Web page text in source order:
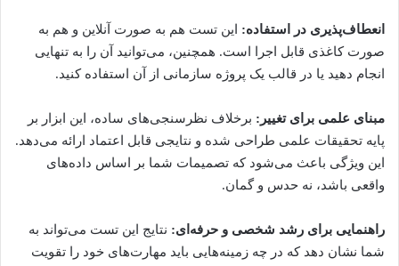
انعطاف‌پذیری در استفاده: این تست هم به صورت آنلاین و هم به
صورت کاغذی قابل اجرا است. همچنین، می‌توانید آن را به تنهایی
انجام دهید یا در قالب یک پروژه سازمانی از آن استفاده کنید.
مبنای علمی برای تغییر: برخلاف نظرسنجی‌های ساده، این ابزار بر
پایه تحقیقات علمی طراحی شده و نتایجی قابل اعتماد ارائه می‌دهد.
این ویژگی باعث می‌شود که تصمیمات شما بر اساس داده‌های
واقعی باشد، نه حدس و گمان.
راهنمایی برای رشد شخصی و حرفه‌ای: نتایج این تست می‌تواند به
شما نشان دهد که در چه زمینه‌هایی باید مهارت‌های خود را تقویت